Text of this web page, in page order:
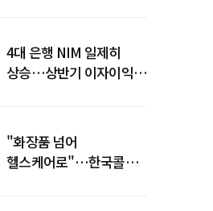
4대 은행 NIM 일제히
상승…상반기 이자이익
"화장품 넘어
헬스케어로"…한국콜마,